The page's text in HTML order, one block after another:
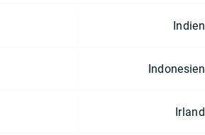
Indien
Indonesien
Irland